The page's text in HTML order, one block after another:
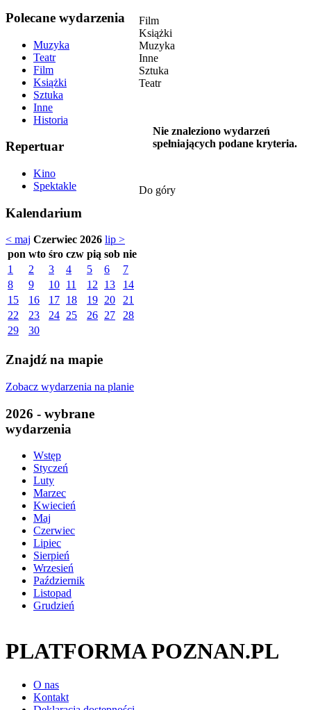
Polecane wydarzenia
Muzyka
Teatr
Film
Książki
Sztuka
Inne
Historia
Repertuar
Kino
Spektakle
Kalendarium
< maj Czerwiec 2026 lip >
pon wto śro czw pią sob nie
1
2 3 4 5 6
7
8
9 10 11 12 13
14
15
16 17 18 19 20
21
22
23 24 25 26 27
28
29
30
Znajdź na mapie
Zobacz wydarzenia na planie
2026 - wybrane
wydarzenia
Wstęp
Styczeń
Luty
Marzec
Kwiecień
Maj
Czerwiec
Lipiec
Sierpień
Wrzesień
Październik
Listopad
Grudzień
Film
Książki
Muzyka
Inne
Sztuka
Teatr
Nie znaleziono wydarzeń
spełniających podane kryteria.
Do góry
PLATFORMA POZNAN.PL
O nas
Kontakt